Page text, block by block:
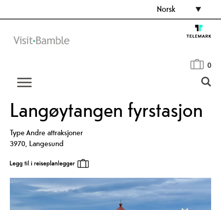
Norsk
0
Langøytangen fyrstasjon
TypeAndre attraksjoner
3970, Langesund